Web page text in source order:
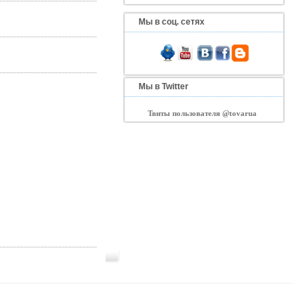
Мы в соц. сетях
Мы в Twitter
Твиты пользователя @tovarua